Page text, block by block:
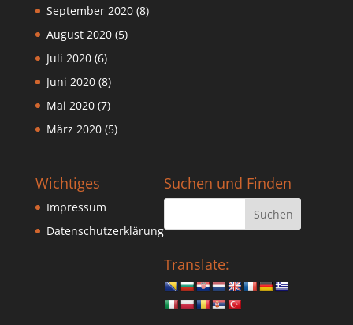
September 2020(8)
August 2020(5)
Juli 2020(6)
Juni 2020(8)
Mai 2020(7)
März 2020(5)
Wichtiges
Impressum
Datenschutzerklärung
Suchen und Finden
Translate: